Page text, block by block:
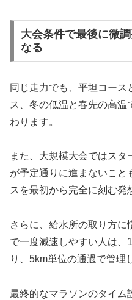
大会条件で最後に微
なる
同じ走力でも、平坦コース
ス、冬の低温と春先の高
わります。
また、大規模大会ではス
が予定通りに進まないこと
スを最初から完全に刻む発
さらに、給水所の取り方
で一度減速しやすい人は、
り、5km単位の通過で管理
最終的なマラソンのタイム